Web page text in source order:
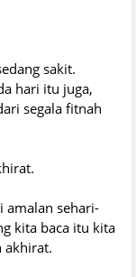
sakit.
hari itu juga,
segala fitnah
amalan sehari-
kita baca itu kita
akhirat.